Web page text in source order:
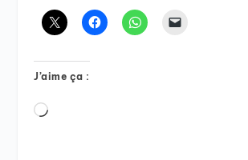
J’aime ça :
Chargement…